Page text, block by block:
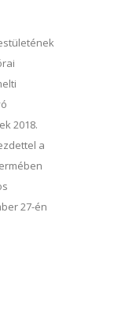
2018.
a
27-én